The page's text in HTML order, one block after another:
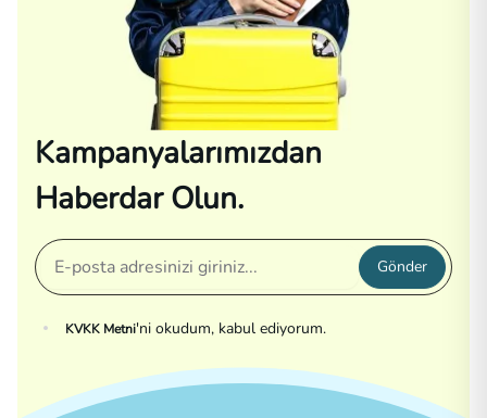
Kampanyalarımızdan
Haberdar Olun.
Gönder
KVKK Metni'ni okudum, kabul ediyorum.